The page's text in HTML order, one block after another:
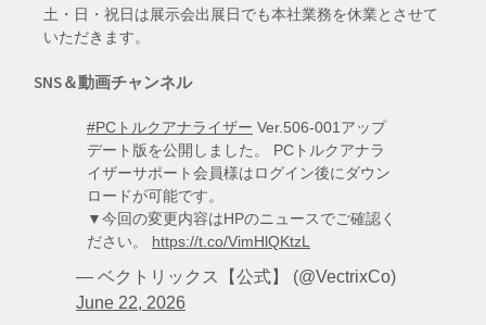
土・日・祝日は展示会出展日でも本社業務を休業とさせて
いただきます。
SNS＆動画チャンネル
#PCトルクアナライザー Ver.506-001アップ
デート版を公開しました。 PCトルクアナラ
イザーサポート会員様はログイン後にダウン
ロードが可能です。
▼今回の変更内容はHPのニュースでご確認く
ださい。 https://t.co/VimHlQKtzL
— ベクトリックス【公式】 (@VectrixCo)
June 22, 2026